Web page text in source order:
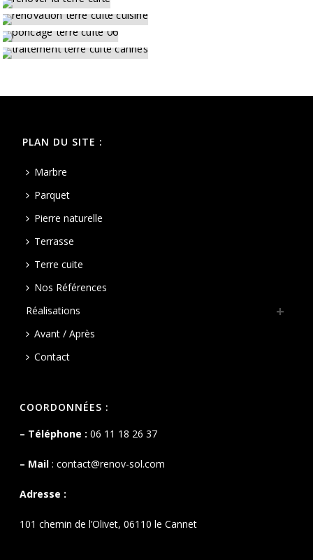
PLAN DU SITE :
Marbre
Parquet
Pierre naturelle
Terrasse
Terre cuite
Nos Références
Réalisations
Avant / Après
Contact
COORDONNÉES :
– Téléphone : 06 11 18 26 37
– Mail :contact@renov-sol.com
Adresse :
101 chemin de l’Olivet, 06110 le Cannet